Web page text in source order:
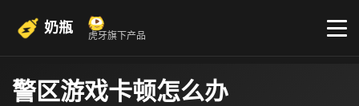
奶瓶 虎牙旗下产品
警区游戏卡顿怎么办